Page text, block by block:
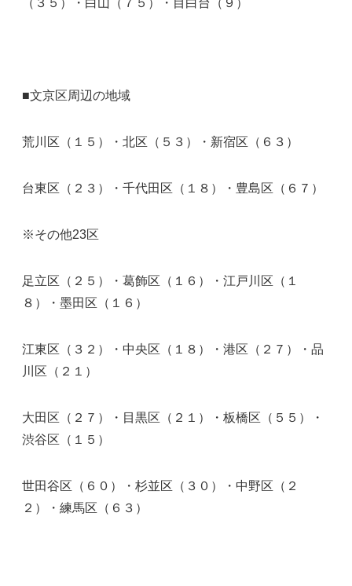
（３５）・白山（７５）・目白台（９）
■文京区周辺の地域
荒川区（１５）・北区（５３）・新宿区（６３）
台東区（２３）・千代田区（１８）・豊島区（６７）
※その他23区
足立区（２５）・葛飾区（１６）・江戸川区（１
８）・墨田区（１６）
江東区（３２）・中央区（１８）・港区（２７）・品
川区（２１）
大田区（２７）・目黒区（２１）・板橋区（５５）・
渋谷区（１５）
世田谷区（６０）・杉並区（３０）・中野区（２
２）・練馬区（６３）